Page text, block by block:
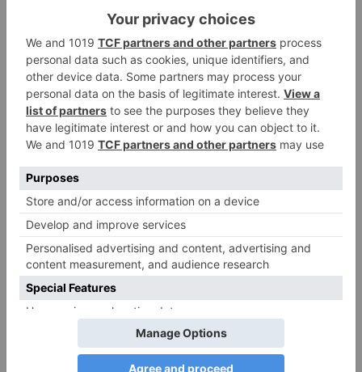
Pathological Demand Avoidance: Umgang mit
PANDA-Kindern – Kinder mit starkem
Autonomiebedürfnis (2)
15. Juli 2026 0
PDA Autismus: Merkmale und Umgang mit
PANDA-Kindern – Kinder mit starkem
Autonomiebedürfnis (1)